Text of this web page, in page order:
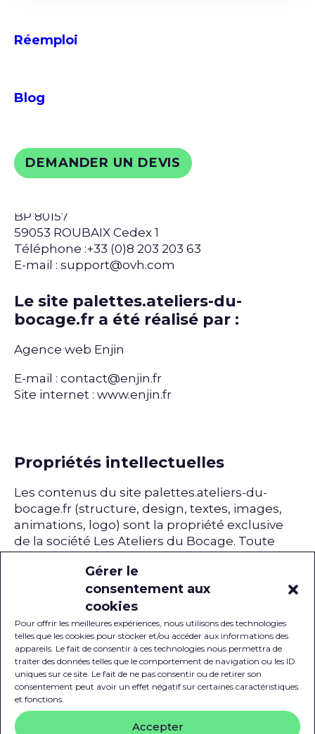
Gérer le
consentement aux
cookies
Pour offrir les meilleures expériences, nous utilisons des technologies
telles que les cookies pour stocker et/ou accéder aux informations des
appareils. Le fait de consentir à ces technologies nous permettra de
traiter des données telles que le comportement de navigation ou les ID
uniques sur ce site. Le fait de ne pas consentir ou de retirer son
consentement peut avoir un effet négatif sur certaines caractéristiques
et fonctions.
Accepter
Suivez-nous sur
Contact
Réemploi
Blog
DEMANDER UN DEVIS
Le responsable publication est une personne
communication@adb-emmaus.com
bocage.fr est hébergé par :
BP 80157
59053 ROUBAIX Cedex 1
Téléphone :+33 (0)8 203 203 63
E-mail : support@ovh.com
Le site palettes.ateliers-du-
bocage.fr a été réalisé par :
Agence web Enjin
E-mail : contact@enjin.fr
Site internet : www.enjin.fr
Propriétés intellectuelles
Les contenus du site palettes.ateliers-du-
bocage.fr (structure, design, textes, images,
animations, logo) sont la propriété exclusive
de la société Les Ateliers du Bocage. Toute
du-bocage.fr y compris la reproduction, la
modification, la diffusion ou la republication,
sans l’autorisation écrite préalable de la
société Les Ateliers du Bocage est strictement
interdite. Toute demande d’autorisation de
reproduction totale ou partielle de ce site doit
être adressée àcommercial.palettes@ateliers-
du-bocage.fr.
Limitation de responsabilité